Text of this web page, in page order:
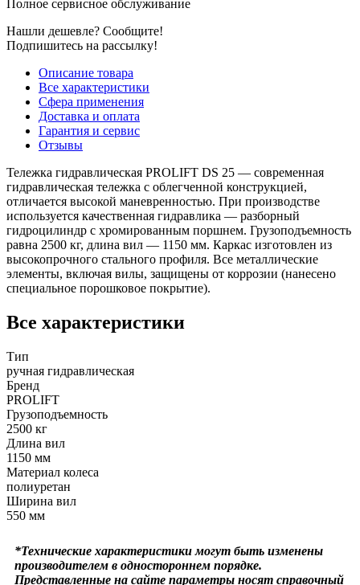
Полное сервисное обслуживание
Нашли дешевле? Сообщите!
Подпишитесь на рассылку!
Описание товара
Все характеристики
Сфера применения
Доставка и оплата
Гарантия и сервис
Отзывы
Тележка гидравлическая PROLIFT DS 25 — современная
гидравлическая тележка с облегченной конструкцией,
отличается высокой маневренностью. При производстве
используется качественная гидравлика — разборный
гидроцилиндр с хромированным поршнем. Грузоподъемность
равна 2500 кг, длина вил — 1150 мм. Каркас изготовлен из
высокопрочного стального профиля. Все металлические
элементы, включая вилы, защищены от коррозии (нанесено
специальное порошковое покрытие).
Все характеристики
Тип
ручная гидравлическая
Бренд
PROLIFT
Грузоподъемность
2500 кг
Длина вил
1150 мм
Материал колеса
полиуретан
Ширина вил
550 мм
*Технические характеристики могут быть изменены
производителем в одностороннем порядке.
Представленные на сайте параметры носят справочный